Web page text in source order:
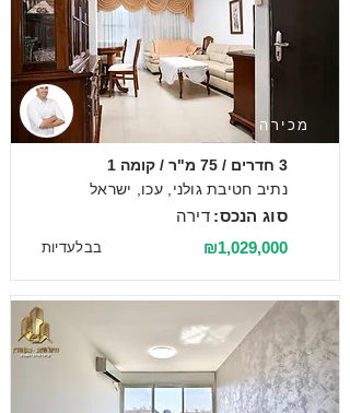
מכירה
3 חדרים / 75 מ"ר / קומה 1
נתיב חטיבת גולני, עכו, ישראל
דירה סוג הנכס:
בבלעדיות ₪1,029,000